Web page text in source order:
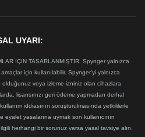
UYARI:
IÇIN TASARLANMIŞTIR. Spynger yalnızca
için kullanılabilir. Spynger'yi yalnızca
olduğunuz veya izleme izniniz olan cihazlara
lisansınızı geri ödeme yapmadan derhal
iddiasının soruşturulmasında yetkililerle
eyalet yasalarına uymak son kullanıcının
herhangi bir sorunuz varsa yasal tavsiye alın.